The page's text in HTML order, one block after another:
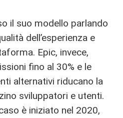
il suo modello parlando
dell’esperienza e
Epic, invece,
fino al 30% e le
alternativi riducano la
sviluppatori e utenti.
è iniziato nel 2020,